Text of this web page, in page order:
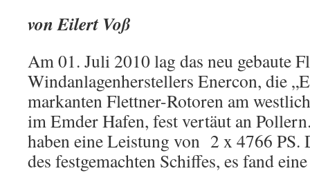
von Eilert Voß
Am 01. Juli 2010 lag das neu gebaute
Windanlagenherstellers Enercon, die
markanten Flettner-Rotoren am
im Emder Hafen, fest vertäut an
haben eine Leistung von 2 x 4766
des festgemachten Schiffes, es fand